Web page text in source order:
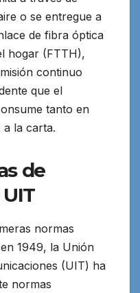
o se entregue a
de fibra óptica
hogar (FTTH),
continuo
que el
tanto en
a la carta.
de
normas
1949, la Unión
(UIT) ha
normas